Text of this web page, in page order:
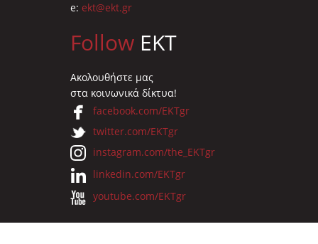
e: ekt@ekt.gr
Follow EKT
Ακολουθήστε μας
στα κοινωνικά δίκτυα!
facebook.com/EKTgr
twitter.com/EKTgr
instagram.com/the_EKTgr
linkedin.com/EKTgr
youtube.com/EKTgr